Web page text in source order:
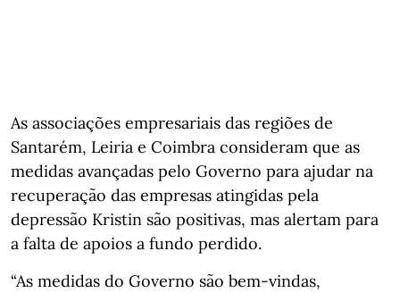
As associações empresariais das regiões de
Santarém, Leiria e Coimbra consideram que as
medidas avançadas pelo Governo para ajudar na
recuperação das empresas atingidas pela
depressão Kristin são positivas, mas alertam para
a falta de apoios a fundo perdido.
“As medidas do Governo são bem-vindas,